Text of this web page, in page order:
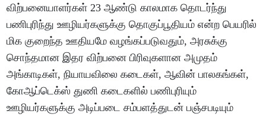
விற்பனையாளர்கள் 23 ஆண்டு காலமாக தொடர்ந்து
பணிபுரிந்து ஊழியர்களுக்கு தொகுப்பூதியம் என்ற பெயரில்
மிக குறைந்த ஊதியமே வழங்கப்படுவதும், அரசுக்கு
சொந்தமான இதர விற்பனை பிரிவுகளான அமுதம்
அங்காடிகள், நியாயவிலை கடைகள், ஆவின் பாலகங்கள்,
கோஆப்டெக்ஸ் துணி கடைகளில் பணிபுரியும்
ஊழியர்களுக்கு அடிப்படை சம்பளத்துடன் பஞ்சபடியும்